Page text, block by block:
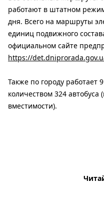
работают в штатном
дня. Всего на маршруты
единиц подвижного
официальном сайте
https://
Также по городу
количеством 324
вместимости).